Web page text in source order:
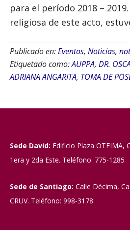
para el período 2018 –
religiosa de este acto,
Publicado en:Eventos, Noticias,
Etiquetado como:AUPPA, DR.
ADRIANA ANGARITA, TOMA DE
Sede David: Edificio Plaza OTEIMA,
1era y 2da Este. Teléfono: 775-1285
Sede de Santiago: Calle Décima,
CRUV. Teléfono: 998-3178